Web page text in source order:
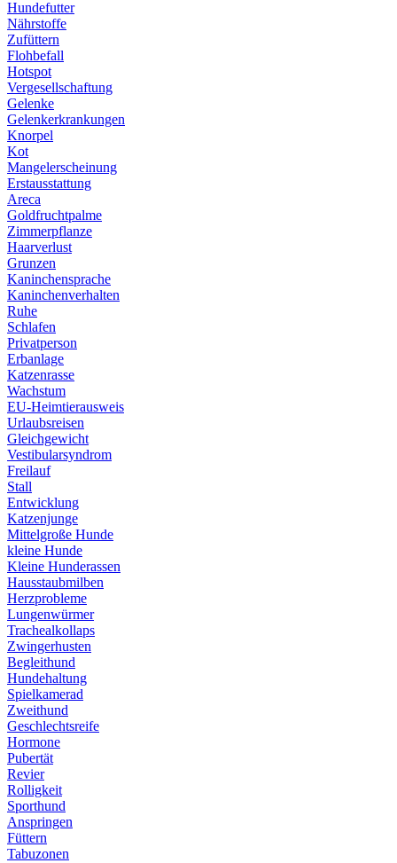
Hundefutter
Nährstoffe
Zufüttern
Flohbefall
Hotspot
Vergesellschaftung
Gelenke
Gelenkerkrankungen
Knorpel
Kot
Mangelerscheinung
Erstausstattung
Areca
Goldfruchtpalme
Zimmerpflanze
Haarverlust
Grunzen
Kaninchensprache
Kaninchenverhalten
Ruhe
Schlafen
Privatperson
Erbanlage
Katzenrasse
Wachstum
EU-Heimtierausweis
Urlaubsreisen
Gleichgewicht
Vestibularsyndrom
Freilauf
Stall
Entwicklung
Katzenjunge
Mittelgroße Hunde
kleine Hunde
Kleine Hunderassen
Hausstaubmilben
Herzprobleme
Lungenwürmer
Trachealkollaps
Zwingerhusten
Begleithund
Hundehaltung
Spielkamerad
Zweithund
Geschlechtsreife
Hormone
Pubertät
Revier
Rolligkeit
Sporthund
Anspringen
Füttern
Tabuzonen